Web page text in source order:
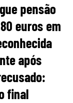
pensão
euros em
após
final